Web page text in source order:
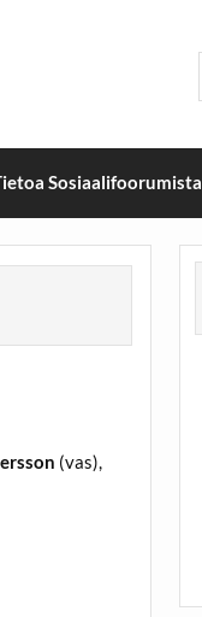
Sosiaalifoorumista
(vas),